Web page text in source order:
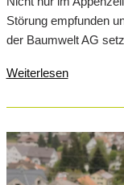
Störung empfunden
der Baumwelt AG
Weiterlesen